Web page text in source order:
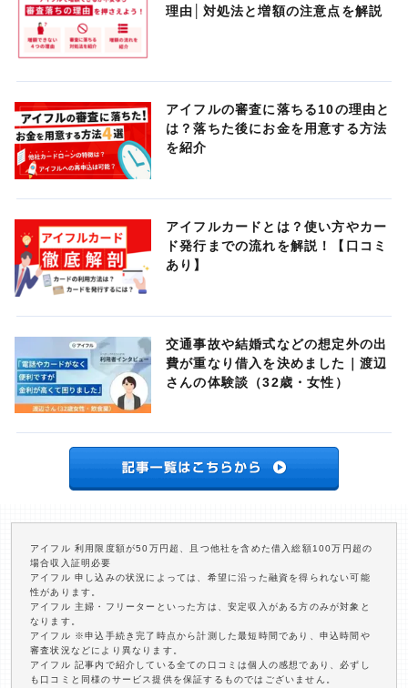
理由│対処法と増額の注意点を解説
アイフルの審査に落ちる10の理由と
は？落ちた後にお金を用意する方法
を紹介
アイフルカードとは？使い方やカー
ド発行までの流れを解説！【口コミ
あり】
交通事故や結婚式などの想定外の出
費が重なり借入を決めました｜渡辺
さんの体験談（32歳・女性）
アイフル 利用限度額が50万円超、且つ他社を含めた借入総額100万円超の
場合収入証明必要
アイフル 申し込みの状況によっては、希望に沿った融資を得られない可能
性があります。
アイフル 主婦・フリーターといった方は、安定収入がある方のみが対象と
なります。
アイフル ※申込手続き完了時点から計測した最短時間であり、申込時間や
審査状況などにより異なります。
アイフル 記事内で紹介している全ての口コミは個人の感想であり、必ずし
も口コミと同様のサービス提供を保証するものではございません。